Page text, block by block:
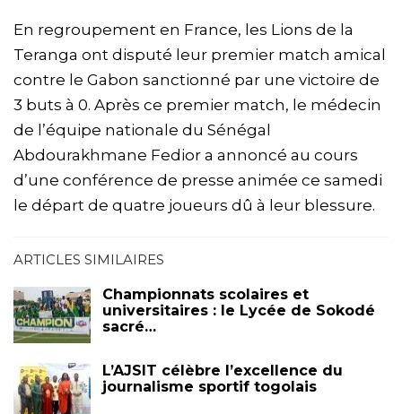
En regroupement en France, les Lions de la
Teranga ont disputé leur premier match amical
contre le Gabon sanctionné par une victoire de
3 buts à 0. Après ce premier match, le médecin
de l’équipe nationale du Sénégal
Abdourakhmane Fedior a annoncé au cours
d’une conférence de presse animée ce samedi
le départ de quatre joueurs dû à leur blessure.
ARTICLES SIMILAIRES
Championnats scolaires et
universitaires : le Lycée de Sokodé
sacré…
L’AJSIT célèbre l’excellence du
journalisme sportif togolais